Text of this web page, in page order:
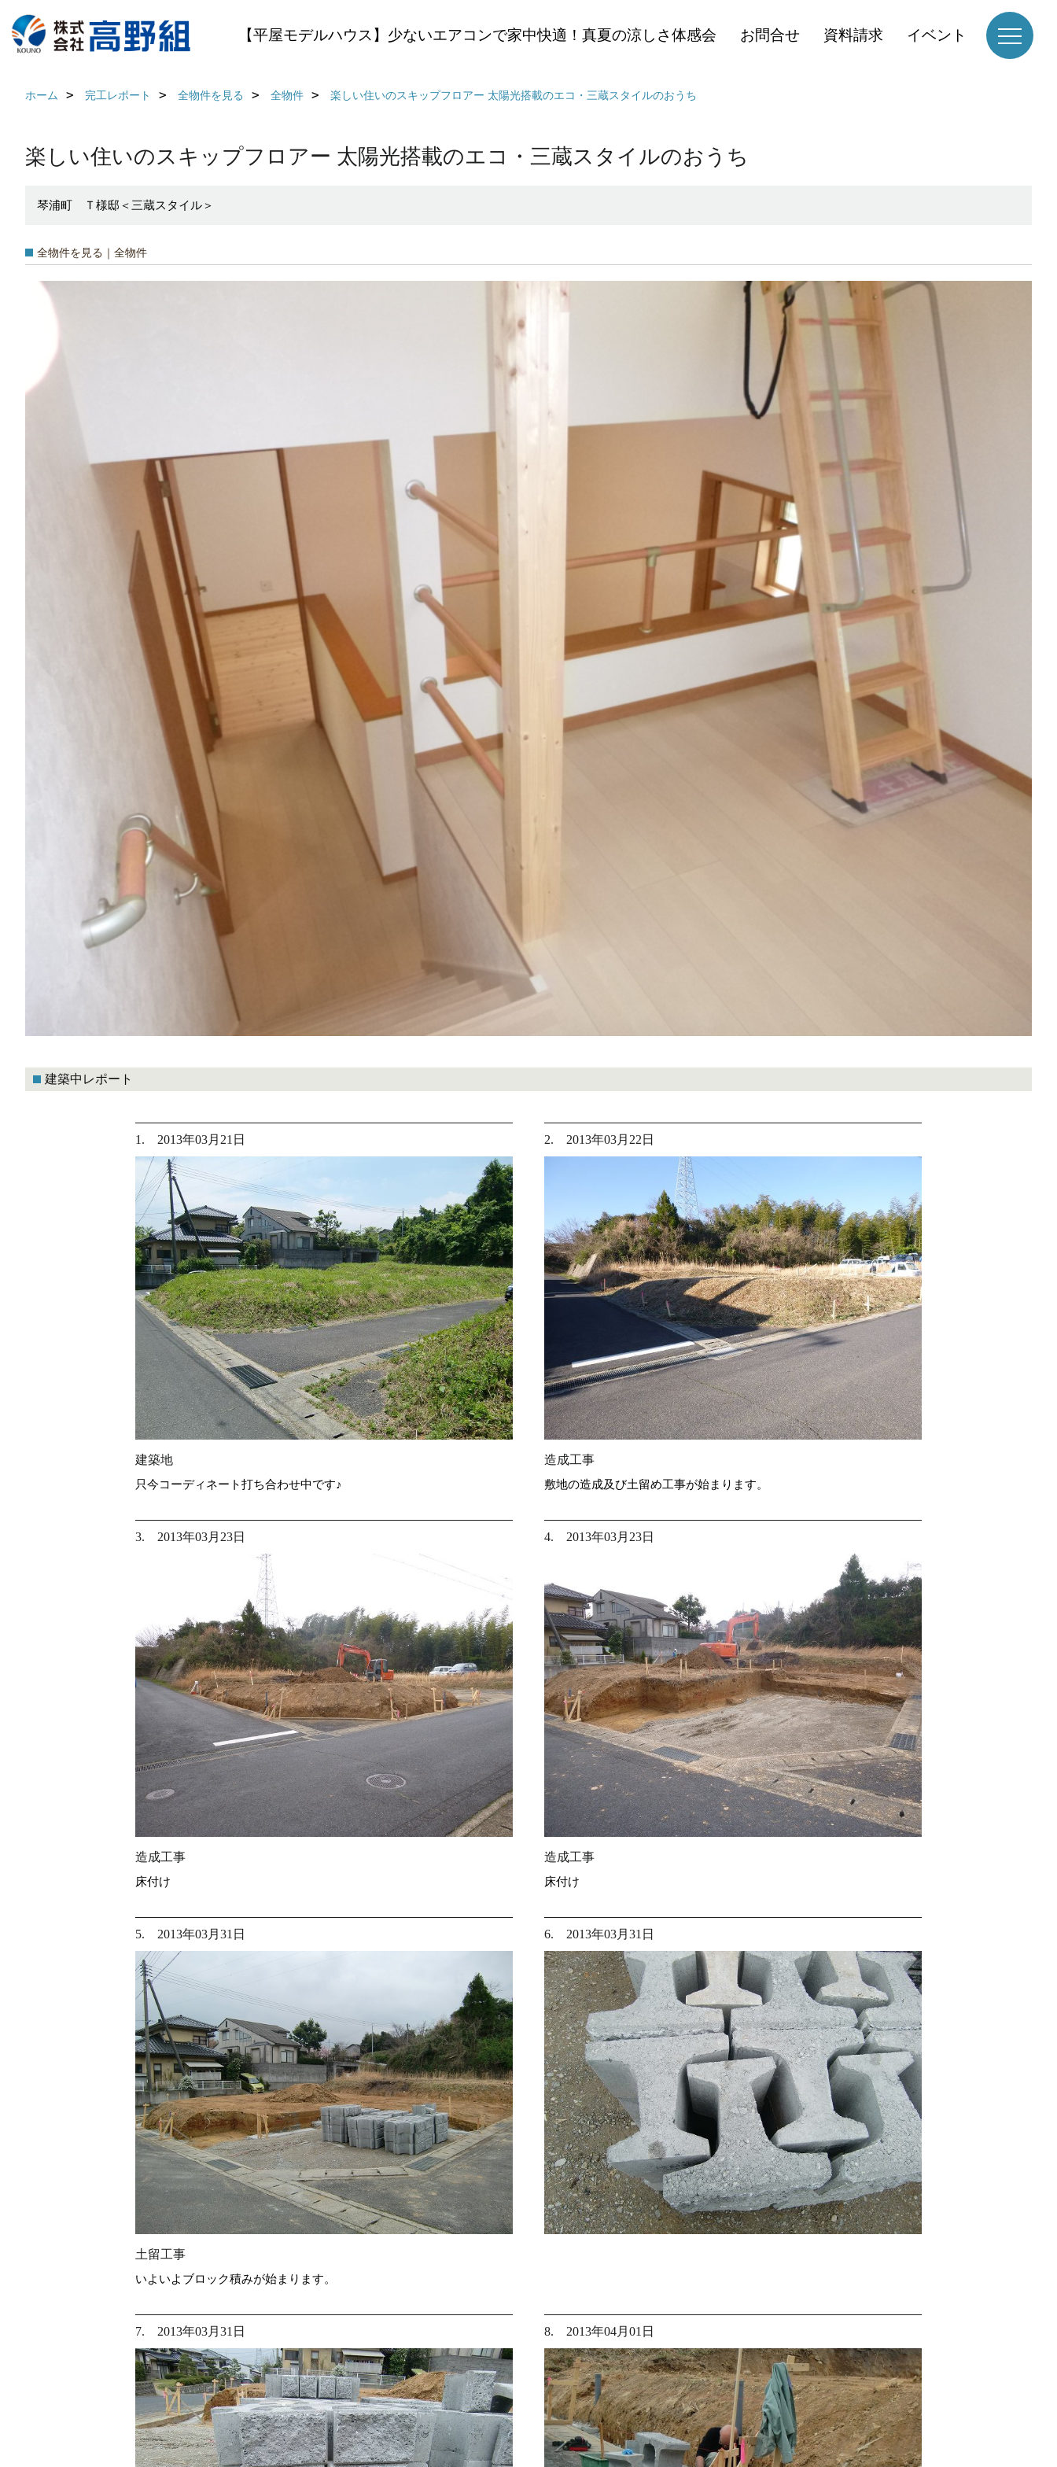
【平屋モデルハウス】少ないエアコンで家中快適！真夏の涼しさ体感会 お問合せ 資料請求 イベント
ホーム 完工レポート 全物件を見る 全物件 楽しい住いのスキップフロアー 太陽光搭載のエコ・三蔵スタイルのおうち
楽しい住いのスキップフロアー 太陽光搭載のエコ・三蔵スタイルのおうち
琴浦町 Ｔ様邸＜三蔵スタイル＞
全物件を見る｜全物件
建築中レポート
1. 2013年03月21日
建築地
只今コーディネート打ち合わせ中です♪
2. 2013年03月22日
造成工事
敷地の造成及び土留め工事が始まります。
3. 2013年03月23日
造成工事
床付け
4. 2013年03月23日
造成工事
床付け
5. 2013年03月31日
土留工事
いよいよブロック積みが始まります。
6. 2013年03月31日
7. 2013年03月31日 8. 2013年04月01日